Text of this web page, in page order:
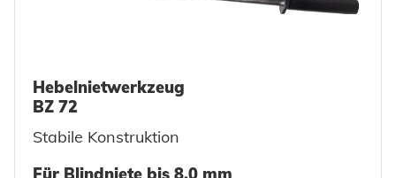
Hebelnietwerkzeug
BZ 72
Stabile Konstruktion